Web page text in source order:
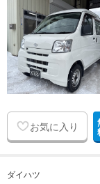
お気に入り
ダイハツ